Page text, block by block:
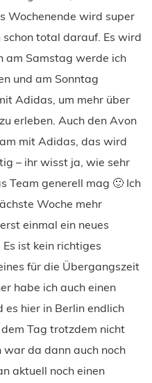
Wochenende wird super
total darauf. Es wird
am Samstag werde ich
und am Sonntag
Adidas, um mehr über
erleben. Auch den Avon
mit Adidas, das wird
– ihr wisst ja, wie sehr
Team generell mag 🙂 Ich
Woche mehr
einmal ein neues
ist kein richtiges
für die Übergangszeit
habe ich auch einen
hier in Berlin endlich
Tag trotzdem nicht
war da dann auch noch
aktuell noch einen